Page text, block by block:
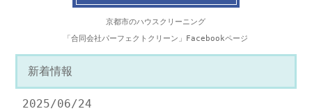
京都市のハウスクリーニング
「合同会社パーフェクトクリーン」Facebookページ
新着情報
2025/06/24